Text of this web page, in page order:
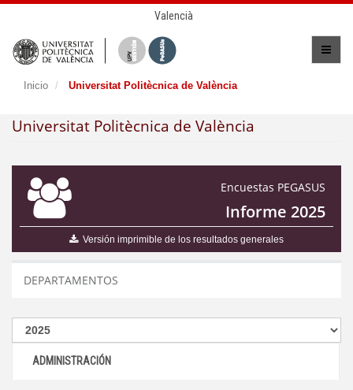
Valencià
Inicio Universitat Politècnica de València
Universitat Politècnica de València
Encuestas PEGASUS
Informe 2025
Versión imprimible de los resultados generales
DEPARTAMENTOS
ADMINISTRACIÓN